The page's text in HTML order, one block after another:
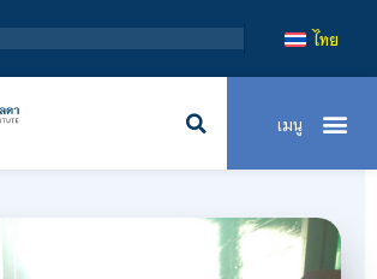
สถาบันเทคโนโลยีจิตรลดา เป็นสถ
ไทย